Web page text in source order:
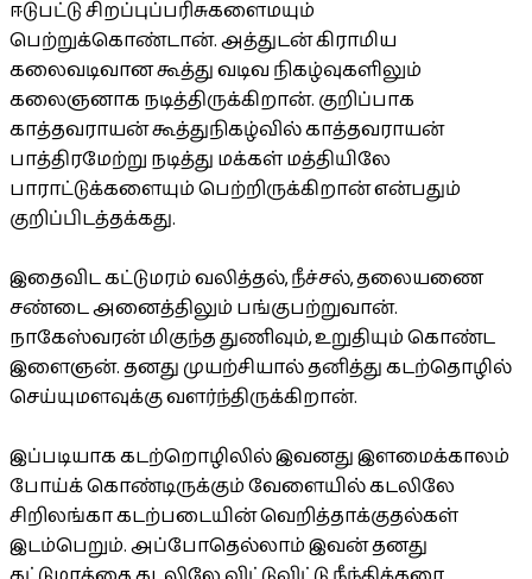
ஈடுபட்டு சிறப்புப்பரிசுகளைமயும்
பெற்றுக்கொண்டான். அத்துடன் கிராமிய
கலைவடிவான கூத்து வடிவ நிகழ்வுகளிலும்
கலைஞனாக நடித்திருக்கிறான். குறிப்பாக
காத்தவராயன் கூத்துநிகழ்வில் காத்தவராயன்
பாத்திரமேற்று நடித்து மக்கள் மத்தியிலே
பாராட்டுக்களையும் பெற்றிருக்கிறான் என்பதும்
குறிப்பிடத்தக்கது.
இதைவிட கட்டுமரம் வலித்தல், நீச்சல், தலையணை
சண்டை அனைத்திலும் பங்குபற்றுவான்.
நாகேஸ்வரன் மிகுந்த துணிவும், உறுதியும் கொண்ட
இளைஞன். தனது முயற்சியால் தனித்து கடற்தொழில்
செய்யுமளவுக்கு வளர்ந்திருக்கிறான்.
இப்படியாக கடற்றொழிலில் இவனது இளமைக்காலம்
போய்க் கொண்டிருக்கும் வேளையில் கடலிலே
சிறிலங்கா கடற்படையின் வெறித்தாக்குதல்கள்
இடம்பெறும். அப்போதெல்லாம் இவன் தனது